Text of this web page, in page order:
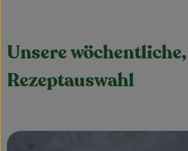
Unsere
Rezeptauswahl